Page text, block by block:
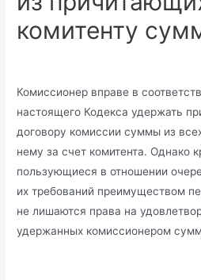
комитенту
Комиссионер вправе в
настоящего Кодекса удержать
договору комиссии суммы из
нему за счет комитента. Однако
пользующиеся в отношении
их требований преимуществом
не лишаются права на
удержанных комиссионером